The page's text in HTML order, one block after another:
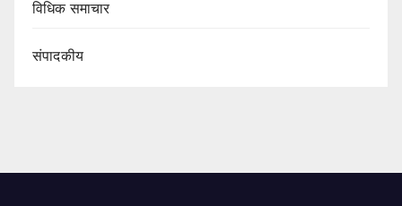
विधिक समाचार
संपादकीय